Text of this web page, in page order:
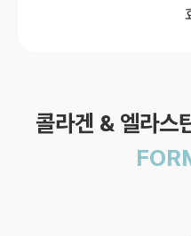
콜라겐 & 엘라스